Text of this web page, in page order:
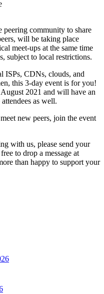
community to share
will be taking place
meet-ups at the same time
subject to local restrictions.
ISPs, CDNs, clouds, and
this 3-day event is for you!
2021 and will have an
as well.
new peers, join the event
with us, please send your
to drop a message at
than happy to support your